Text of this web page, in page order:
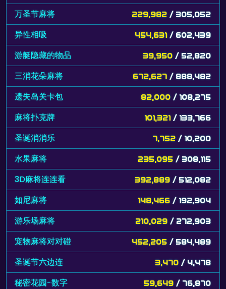
万圣节麻将 229,982 / 305,052
异性相吸 454,631 / 602,439
游艇隐藏的物品 39,950 / 52,820
三消花朵麻将 672,627 / 888,482
遗失岛关卡包 82,000 / 108,275
麻将扑克牌 101,321 / 133,766
圣诞消消乐 7,752 / 10,200
水果麻将 235,095 / 308,115
3D麻将连连看 392,889 / 512,082
如尼麻将 148,466 / 192,904
游乐场麻将 210,029 / 272,903
宠物麻将对对碰 452,205 / 584,489
圣诞节六边连 3,470 / 4,478
秘密花园-数字 59,649 / 76,870